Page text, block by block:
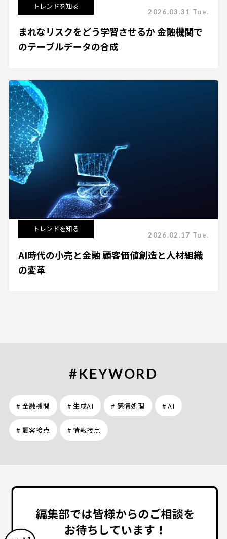
トレンドを知る
2026.03.31 Tue.
まれなリスクをどう学習させるか 金融機関で
のテーブルデータの合成
トレンドを知る
2026.02.17 Tue.
AI時代の小売と金融 顧客価値創造と人材組織
の変革
#KEYWORD
# 金融機関 # 生成AI # 感情処理 # AI
# 顧客接点 # 情報接点